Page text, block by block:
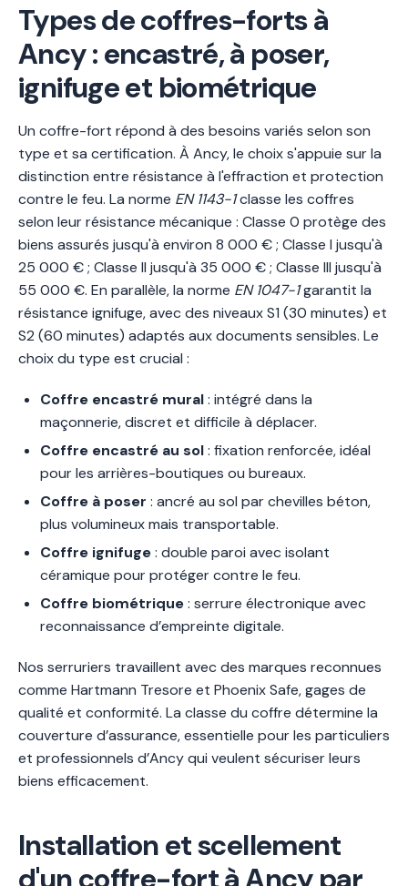
Types de coffres-forts à
Ancy : encastré, à poser,
ignifuge et biométrique
Un coffre-fort répond à des besoins variés selon son
type et sa certification. À Ancy, le choix s'appuie sur la
distinction entre résistance à l'effraction et protection
contre le feu. La norme EN 1143-1classe les coffres
selon leur résistance mécanique : Classe 0 protège des
biens assurés jusqu'à environ 8 000 € ; Classe I jusqu'à
25 000 € ; Classe II jusqu'à 35 000 € ; Classe III jusqu'à
55 000 €. En parallèle, la norme EN 1047-1garantit la
résistance ignifuge, avec des niveaux S1 (30 minutes) et
S2 (60 minutes) adaptés aux documents sensibles. Le
choix du type est crucial :
Coffre encastré mural: intégré dans la
maçonnerie, discret et difficile à déplacer.
Coffre encastré au sol: fixation renforcée, idéal
pour les arrières-boutiques ou bureaux.
Coffre à poser : ancré au sol par chevilles béton,
plus volumineux mais transportable.
Coffre ignifuge: double paroi avec isolant
céramique pour protéger contre le feu.
Coffre biométrique: serrure électronique avec
reconnaissance d’empreinte digitale.
Nos serruriers travaillent avec des marques reconnues
comme Hartmann Tresore et Phoenix Safe, gages de
qualité et conformité. La classe du coffre détermine la
couverture d’assurance, essentielle pour les particuliers
et professionnels d’Ancy qui veulent sécuriser leurs
biens efficacement.
Installation et scellement